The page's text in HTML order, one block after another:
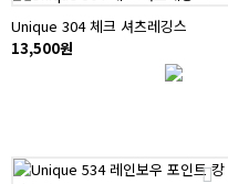
Unique 304 체크 셔츠레깅스
13,500원